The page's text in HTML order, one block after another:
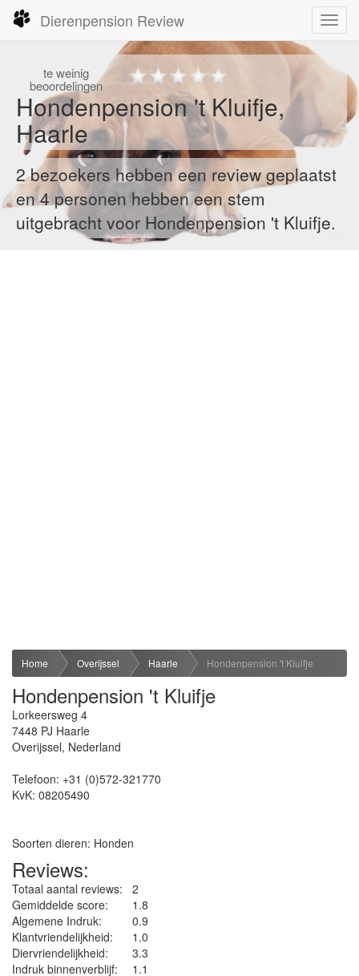
Dierenpension Review
teweinig
beoordelingen
Hondenpension 't Kluifje,
Haarle
2 bezoekers hebben een review geplaatst
en 4 personen hebben een stem
uitgebracht voor Hondenpension 't Kluifje.
Home Overijssel Haarle Hondenpension 't Kluifje
Hondenpension 't Kluifje
Lorkeersweg 4
7448 PJ Haarle
Overijssel, Nederland
Telefoon: +31 (0)572-321770
KvK: 08205490
Soorten dieren: Honden
Reviews:
Totaal aantal reviews:
2
Gemiddelde score:
1.8
Algemene Indruk:
0.9
Klantvriendelijkheid:
1.0
Diervriendelijkheid:
3.3
Indruk binnenverblijf:
1.1